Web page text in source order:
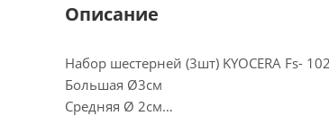
Описание
Набор шестерней (3шт) KYOCERA Fs-
Большая Ø3см
Средняя Ø 2см